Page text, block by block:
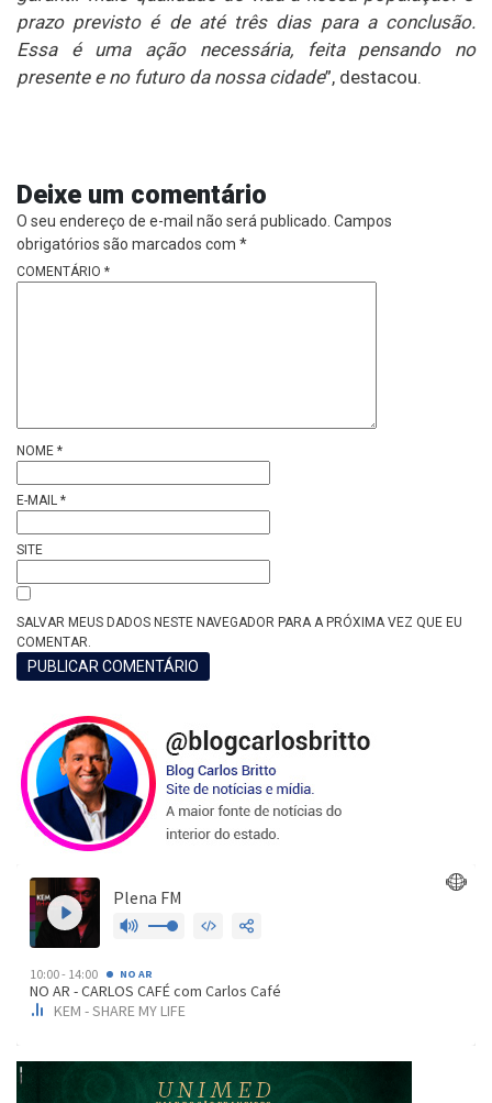
prazo previsto é de até três dias para a conclusão.
Essa é uma ação necessária, feita pensando no
presente e no futuro da nossa cidade”, destacou.
Deixe um comentário
O seu endereço de e-mail não será publicado. Campos
obrigatórios são marcados com *
COMENTÁRIO *
NOME *
E-MAIL *
SITE
SALVAR MEUS DADOS NESTE NAVEGADOR PARA A PRÓXIMA VEZ QUE EU
COMENTAR.